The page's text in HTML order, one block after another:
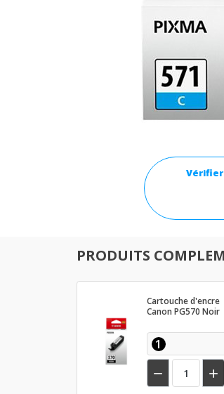
PRODUITS
Cartouche d'encre
Canon PG570 Noir
1
 